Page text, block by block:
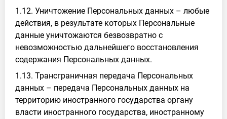
1.12. Уничтожение Персональных данных – любые
действия, в результате которых Персональные
данные уничтожаются безвозвратно с
невозможностью дальнейшего восстановления
содержания Персональных данных.
1.13. Трансграничная передача Персональных
данных – передача Персональных данных на
территорию иностранного государства органу
власти иностранного государства, иностранному